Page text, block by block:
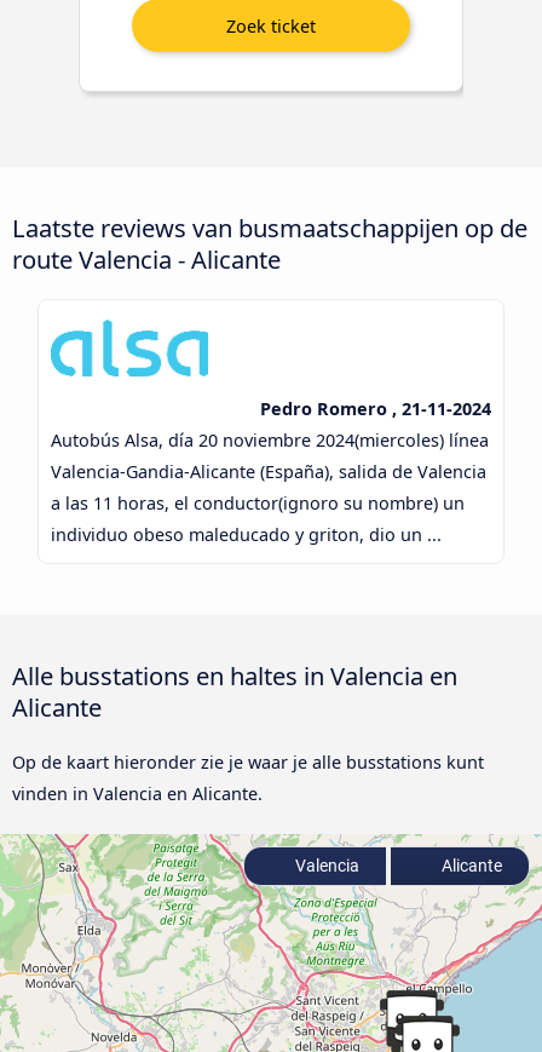
Laatste reviews van busmaatschappijen op de
route Valencia - Alicante
Pedro Romero , 21-11-2024
Autobús Alsa, día 20 noviembre 2024(miercoles) línea
Valencia-Gandia-Alicante (España), salida de Valencia
a las 11 horas, el conductor(ignoro su nombre) un
individuo obeso maleducado y griton, dio un ...
Alle busstations en haltes in Valencia en
Alicante
Op de kaart hieronder zie je waar je alle busstations kunt
vinden in Valencia en Alicante.
Valencia Alicante